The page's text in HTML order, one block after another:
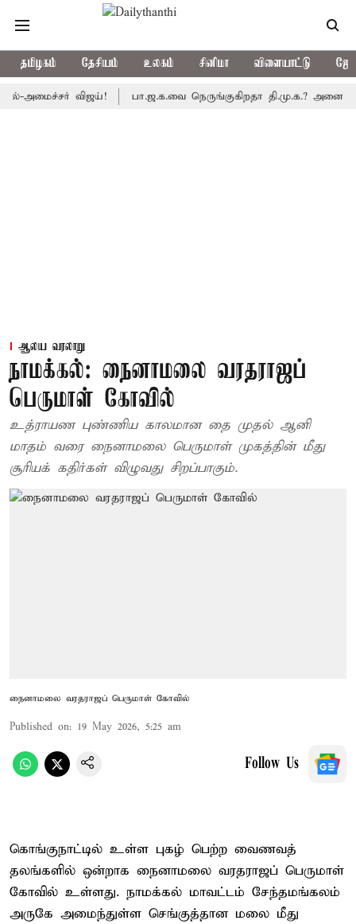
தமிழகம் தேசியம் உலகம் சினிமா விளையாட்டு
விஜய்! பா.ஜ.க.வை நெருங்குகிறதா தி.மு.க.?
ஆலய வரலாறு
நாமக்கல்: நைனாமலை வரதராஜப்
பெருமாள் கோவில்
உத்ராயண புண்ணிய காலமான தை முதல் ஆனி
மாதம் வரை நைனாமலை பெருமாள் முகத்தின் மீது
சூரியக் கதிர்கள் விழுவது சிறப்பாகும்.
நைனாமலை வரதராஜப் பெருமாள் கோவில்
Published on: 19 May 2026, 5:25 am
Follow Us
கொங்குநாட்டில் உள்ள புகழ் பெற்ற வைணவத்
தலங்களில் ஒன்றாக நைனாமலை வரதராஜப் பெருமாள்
கோவில் உள்ளது. நாமக்கல் மாவட்டம் சேந்தமங்கலம்
அருகே அமைந்துள்ள செங்குத்தான மலை மீது